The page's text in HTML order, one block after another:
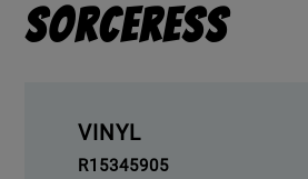
Sorceress
VINYL
R15345905